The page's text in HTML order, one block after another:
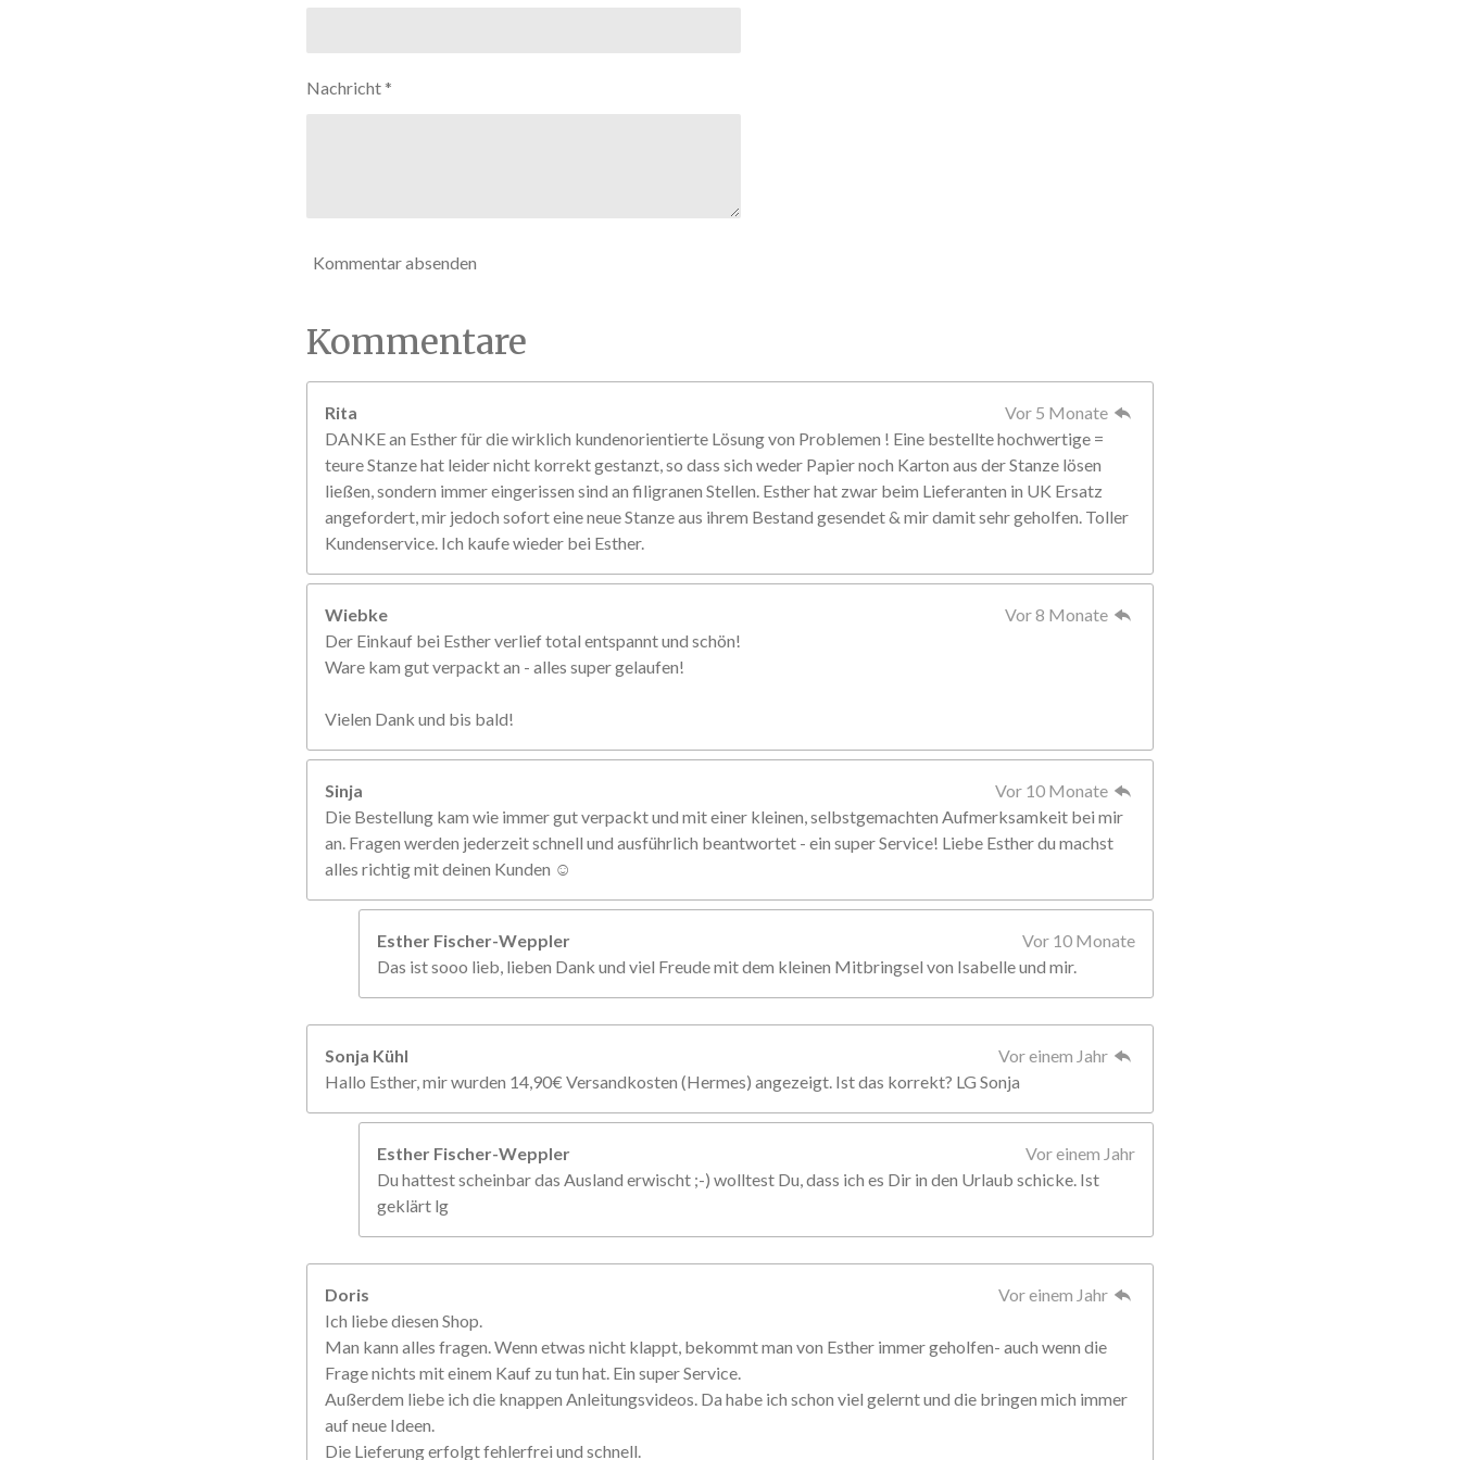
rNachricht *
Kommentar absenden
Kommentare
Rita
Vor 5 Monate
DANKE an Esther für die wirklich kundenorientierte Lösung von Problemen ! Eine bestellte hochwertige =
teure Stanze hat leider nicht korrekt gestanzt, so dass sich weder Papier noch Karton aus der Stanze lösen
ließen, sondern immer eingerissen sind an filigranen Stellen. Esther hat zwar beim Lieferanten in UK Ersatz
angefordert, mir jedoch sofort eine neue Stanze aus ihrem Bestand gesendet & mir damit sehr geholfen. Toller
Kundenservice. Ich kaufe wieder bei Esther.
Wiebke
Vor 8 Monate
Der Einkauf bei Esther verlief total entspannt und schön!
Ware kam gut verpackt an - alles super gelaufen!
Vielen Dank und bis bald!
Sinja
Vor 10 Monate
Die Bestellung kam wie immer gut verpackt und mit einer kleinen, selbstgemachten Aufmerksamkeit bei mir
an. Fragen werden jederzeit schnell und ausführlich beantwortet - ein super Service! Liebe Esther du machst
alles richtig mit deinen Kunden ☺️
Esther Fischer-Weppler
Vor 10 Monate
Das ist sooo lieb, lieben Dank und viel Freude mit dem kleinen Mitbringsel von Isabelle und mir.
Sonja Kühl
Vor einem Jahr
Hallo Esther, mir wurden 14,90€ Versandkosten (Hermes) angezeigt. Ist das korrekt? LG Sonja
Esther Fischer-Weppler
Vor einem Jahr
Du hattest scheinbar das Ausland erwischt ;-) wolltest Du, dass ich es Dir in den Urlaub schicke. Ist
geklärt lg
Doris
Vor einem Jahr
Ich liebe diesen Shop.
Man kann alles fragen. Wenn etwas nicht klappt, bekommt man von Esther immer geholfen- auch wenn die
Frage nichts mit einem Kauf zu tun hat. Ein super Service.
Außerdem liebe ich die knappen Anleitungsvideos. Da habe ich schon viel gelernt und die bringen mich immer
auf neue Ideen.
Die Lieferung erfolgt fehlerfrei und schnell.